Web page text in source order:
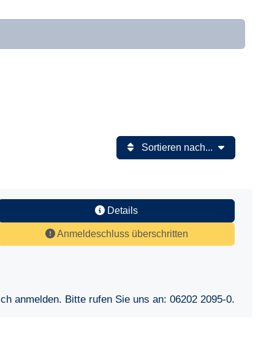
Sortieren nach...
Details
Anmeldeschluss überschritten
anmelden. Bitte rufen Sie uns an: 06202 2095-0.